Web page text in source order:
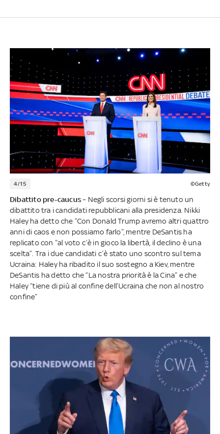
4/15 ©Getty
Dibattito pre-caucus– Negli scorsi giorni si è tenuto un
dibattito tra i candidati repubblicani alla presidenza. Nikki
Haley ha detto che “Con Donald Trump avremo altri quattro
anni di caos e non possiamo farlo”, mentre DeSantis ha
replicato con “al voto c’è in gioco la libertà, il declino è una
scelta”. Tra i due candidati c’è stato uno scontro sul tema
Ucraina: Haley ha ribadito il suo sostegno a Kiev, mentre
DeSantis ha detto che “La nostra priorità è la Cina” e che
Haley “tiene di più al confine dell’Ucraina che non al nostro
confine”